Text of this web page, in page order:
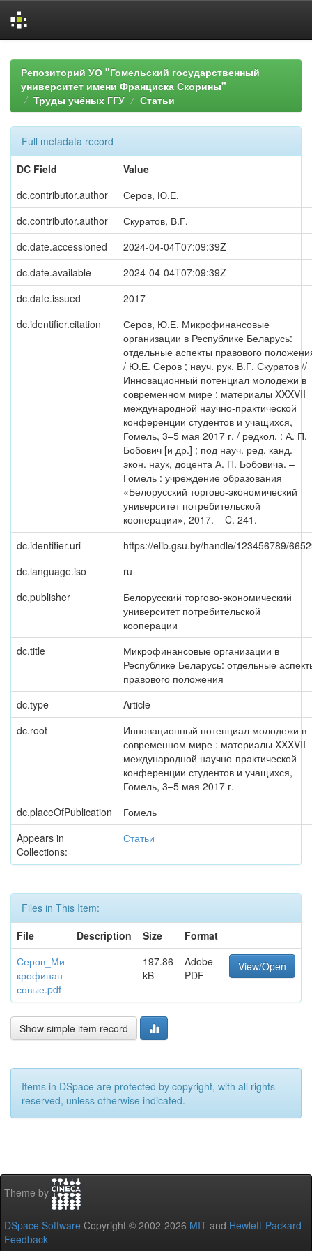
navigationРепозиторий УО "Гомельский государственный
университет имени Франциска Скорины"
Труды учёных ГГУ
Статьи
Full metadata record
DC Field
Value
dc.contributor.author
Серов, Ю.Е.
dc.contributor.author
Скуратов, В.Г.
dc.date.accessioned
2024-04-04T07:09:39Z
dc.date.available
2024-04-04T07:09:39Z
dc.date.issued
2017
dc.identifier.citation
Серов, Ю.Е. Микрофинансовые
организации в Республике Беларусь:
отдельные аспекты правового
/ Ю.Е. Серов ; науч. рук. В.Г. Скуратов //
Инновационный потенциал молодежи в
современном мире : материалы XXXVII
международной научно-практической
конференции студентов и учащихся,
Гомель, 3–5 мая 2017 г. / редкол. : А. П.
Бобович [и др.] ; под науч. ред. канд.
экон. наук, доцента А. П. Бобовича. –
Гомель : учреждение образования
«Белорусский торгово-экономический
университет потребительской
кооперации», 2017. – C. 241.
dc.identifier.uri
https://elib.gsu.by/handle/123456789/
dc.language.iso
ru
dc.publisher
Белорусский торгово-экономический
университет потребительской
кооперации
dc.title
Микрофинансовые организации в
Республике Беларусь: отдельные
правового положения
dc.type
Article
dc.root
Инновационный потенциал молодежи в
современном мире : материалы XXXVII
международной научно-практической
конференции студентов и учащихся,
Гомель, 3–5 мая 2017 г.
dc.placeOfPublication
Гомель
Appears in
Collections:
Статьи
Files in This Item:
File
Description Size
Format
Серов_Ми
крофинан
совые.pdf
197.86
kB
Adobe
PDF
View/Open
Show simple item record
Items in DSpace are protected by copyright, with all rights
reserved, unless otherwise indicated.
Theme by
DSpace Software Copyright © 2002-2026 MIT and Hewlett-Packard -
Feedback